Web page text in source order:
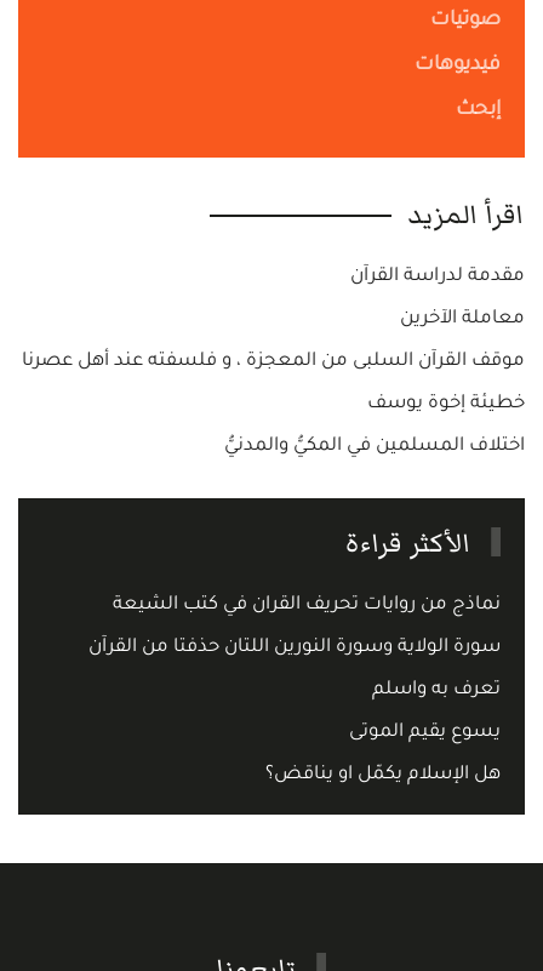
صوتيات
فيديوهات
إبحث
اقرأ المزيد
مقدمة لدراسة القرآن
معاملة الآخرين
موقف القرآن السلبى من المعجزة ، و فلسفته عند أهل عصرنا
خطيئة إخوة يوسف
اختلاف المسلمين في المكيُّ والمدنيُّ
الأكثر قراءة
نماذج من روايات تحريف القران في كتب الشيعة
سورة الولاية وسورة النورين اللتان حذفتا من القرآن
تعرف به واسلم
يسوع يقيم الموتى
هل الإسلام يكمّل او يناقض؟